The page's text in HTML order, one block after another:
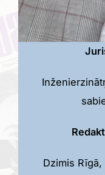
Dzimis